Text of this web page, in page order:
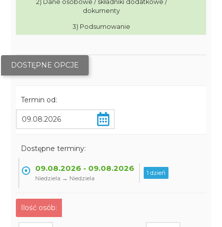
2) Dane osobowe / składniki dodatkowe /
dokumenty
3) Podsumowanie
DOSTĘPNE OPCJE
Termin od:
Dostępne terminy:
09.08.2026 - 09.08.2026
Niedziela → Niedziela
1 dzień
Ilość osób: